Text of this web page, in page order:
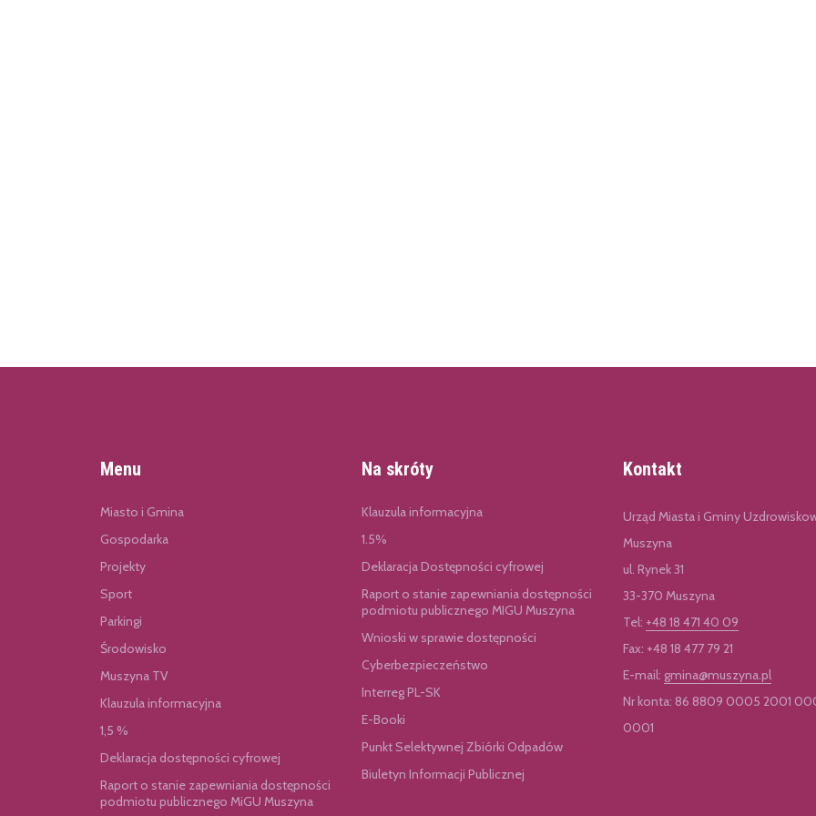
Menu
Miasto i Gmina
Gospodarka
Projekty
Sport
Parkingi
Środowisko
Muszyna TV
Klauzula informacyjna
1,5 %
Deklaracja dostępności cyfrowej
Raport o stanie zapewniania dostępności
podmiotu publicznego MiGU Muszyna
Na skróty
Klauzula informacyjna
1.5%
Deklaracja Dostępności cyfrowej
Raport o stanie zapewniania dostępności
podmiotu publicznego MIGU Muszyna
Wnioski w sprawie dostępności
Cyberbezpieczeństwo
Interreg PL-SK
E-Booki
Punkt Selektywnej Zbiórki Odpadów
Biuletyn Informacji Publicznej
Kontakt
Urząd Miasta i Gminy
Muszyna
ul. Rynek 31
33-370 Muszyna
Tel: +48 18 471 40 09
Fax: +48 18 477 79 21
E-mail: gmina@muszyna.pl
Nr konta: 86 8809 0005 2001
0001